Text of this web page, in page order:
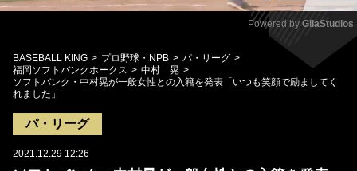
Mute
Powered by GliaStudios
BASEBALL KING プロ野球・NPB
パ・リーグ
福岡ソフトバンクホークス
中村 晃
ソフトバンク・中村晃が一般女性との入籍を発表「いつも笑顔で励ましてく
れました」
パ・リーグ
2021.12.29 12:26